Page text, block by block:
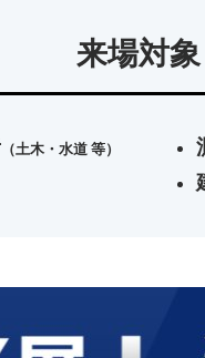
来場対象
（土木・水道 等）